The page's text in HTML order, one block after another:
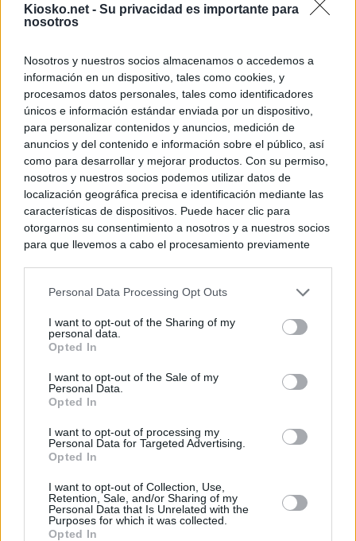
Kiosko.net - Su privacidad es importante para
nosotros
Nosotros y nuestros socios almacenamos o accedemos a
información en un dispositivo, tales como cookies, y
procesamos datos personales, tales como identificadores
únicos e información estándar enviada por un dispositivo,
para personalizar contenidos y anuncios, medición de
anuncios y del contenido e información sobre el público, así
como para desarrollar y mejorar productos. Con su permiso,
nosotros y nuestros socios podemos utilizar datos de
localización geográfica precisa e identificación mediante las
características de dispositivos. Puede hacer clic para
otorgarnos su consentimiento a nosotros y a nuestros socios
para que llevemos a cabo el procesamiento previamente
negar su consentimiento. Tenga en cuenta que algún
de su consentimiento, pero usted tiene el derecho de
rechazar tal procesamiento. Sus preferencias se aplicarán
cualquier momento entrando de nuevo en este sitio web o
visitando nuestra política de privacidad.
Personal Data Processing Opt Outs
I want to opt-out of the Sharing of my
personal data.
Opted In
I want to opt-out of the Sale of my
Personal Data.
Opted In
I want to opt-out of processing my
Personal Data for Targeted Advertising.
Opted In
I want to opt-out of Collection, Use,
Retention, Sale, and/or Sharing of my
Personal Data that Is Unrelated with the
Purposes for which it was collected.
Opted In